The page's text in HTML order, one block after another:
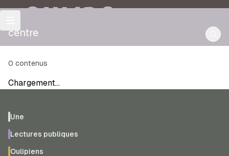
OULIPO
centre
0 contenus
Chargement…
Une
Lectures publiques
Oulipiens